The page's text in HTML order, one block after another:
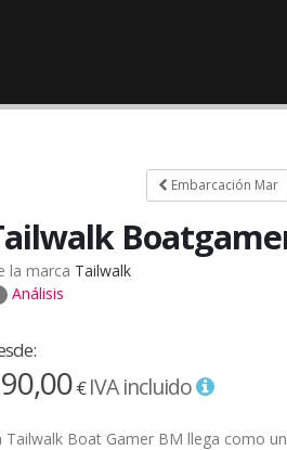
Embarcación Mar
la marca Tailwalk
Análisis
€IVA incluido
Tailwalk Boat Gamer BM llega como